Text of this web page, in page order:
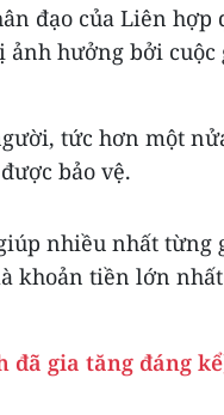
đạo của Liên hợp
ảnh hưởng bởi
tức hơn một
bảo vệ.
nhiều nhất từng
khoản tiền lớn
đã gia tăng đáng